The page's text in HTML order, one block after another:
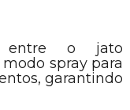
entre o jato
spray para
garantindo